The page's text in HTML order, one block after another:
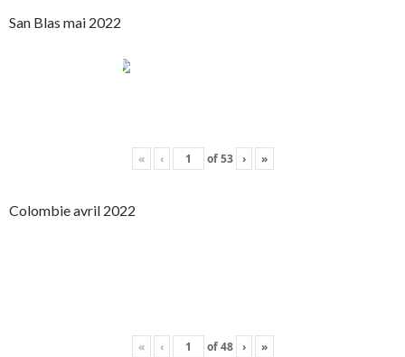
San Blas mai 2022
« ‹ of53 › »
Colombie avril 2022
« ‹ of48 › »